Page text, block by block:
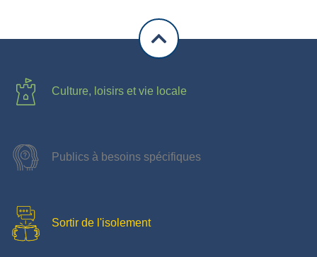
Culture, loisirs et vie locale
Publics à besoins spécifiques
Sortir de l'isolement